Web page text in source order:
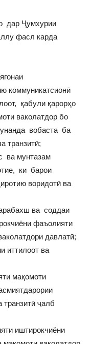
дар Ҷумхурии
фасл карда
коммуникатсионӣ
қабули қарорҳо
ваколатдор бо
вобаста ба
транзитӣ;
ва мунтазам
ки барои
воридотӣ ва
ва соддаи
фаъолияти
давлатӣ;
иттилоот ва
мақомоти
транзитӣ ҷалб
иштирокчиёни